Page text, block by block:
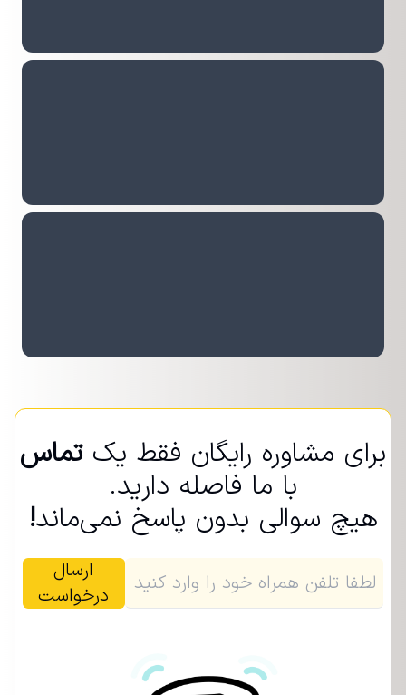
برای مشاوره رایگان فقط یکتماس
با ما فاصله دارید.
هیچ سوالی بدون پاسخ نمی‌ماند!
ارسال
درخواست